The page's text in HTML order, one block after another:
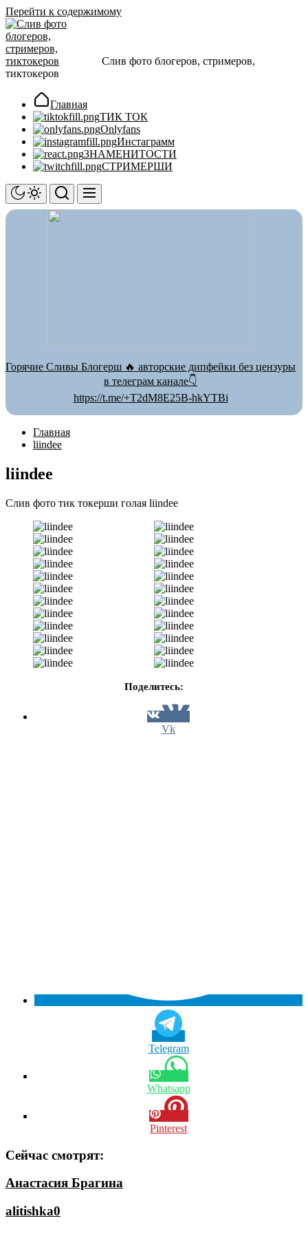
Перейти к содержимому
Слив фото блогеров, стримеров,
тиктокеров
Главная
ТИК ТОК
Onlyfans
Инстаграмм
ЗНАМЕНИТОСТИ
СТРИМЕРШИ
Горячие Сливы Блогерш 🔥 авторские дипфейки без цензуры
в телеграм канале👇
https://t.me/+T2dM8E25B-hkYTBi
Главная
liindee
liindee
Слив фото тик токерши голая liindee
Поделитесь:
Vk
Telegram
Whatsapp
Pinterest
Сейчас смотрят:
Анастасия Брагина
alitishka0